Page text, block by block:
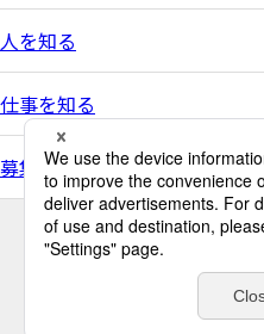
人を知る
仕事を知る
募集要項
サイトマップ
個人情報に関する公表事項